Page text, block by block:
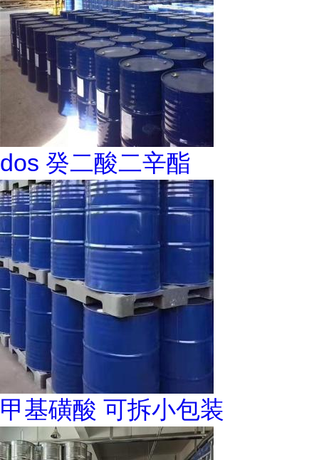
dos 癸二酸二辛酯
甲基磺酸 可拆小包装